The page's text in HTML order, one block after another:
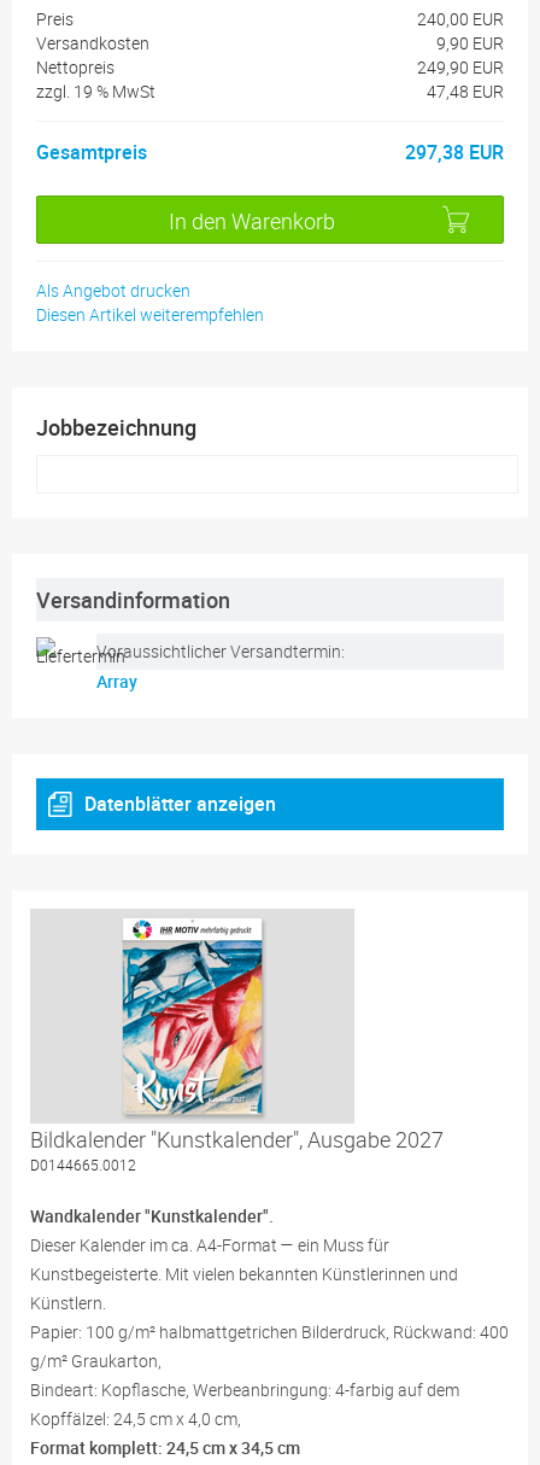
Preis
240,00 EUR
Versandkosten
9,90 EUR
Nettopreis
249,90 EUR
zzgl. 19 % MwSt 47,48 EUR
Gesamtpreis 297,38 EUR
In den Warenkorb
Als Angebot drucken
Diesen Artikel weiterempfehlen
Jobbezeichnung
Versandinformation
Voraussichtlicher Versandtermin:
Array
Datenblätter anzeigen
Bildkalender "Kunstkalender", Ausgabe 2027
D0144665.0012
Wandkalender "Kunstkalender".
Dieser Kalender im ca. A4-Format — ein Muss für
Kunstbegeisterte. Mit vielen bekannten Künstlerinnen und
Künstlern.
Papier: 100 g/m² halbmattgetrichen Bilderdruck, Rückwand: 400
g/m² Graukarton,
Bindeart: Kopflasche, Werbeanbringung: 4-farbig auf dem
Kopffälzel: 24,5 cm x 4,0 cm,
Format komplett: 24,5 cm x 34,5 cm